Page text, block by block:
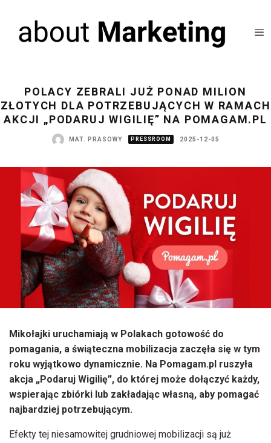
POLACY ZEBRALI JUŻ PONAD MILION
ZŁOTYCH DLA POTRZEBUJĄCYCH W RAMACH
AKCJI „PODARUJ WIGILIĘ” NA POMAGAM.PL
MAT. PRASOWY PRESSROOM 2025-12-05
Mikołajki uruchamiają w Polakach gotowość do
pomagania, a świąteczna mobilizacja zaczęła się w tym
roku wyjątkowo dynamicznie. Na Pomagam.pl ruszyła
akcja „Podaruj Wigilię”, do której może dołączyć każdy,
wspierając zbiórki lub zakładając własną, aby pomagać
najbardziej potrzebującym.
Efekty tej niesamowitej grudniowej mobilizacji są już